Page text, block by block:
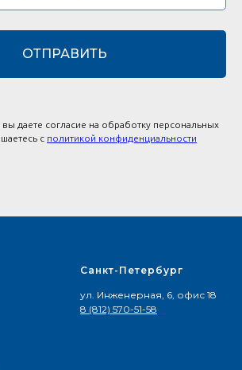
ОТПРАВИТЬ
даете согласие на обработку персональных
c политикой конфиденциальности
Санкт-Петербург
ул. Инженерная, 6, офис 18
8 (812) 570-51-58